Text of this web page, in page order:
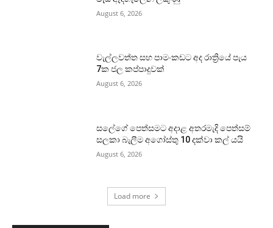
August 6, 2026
වැල්ලවත්ත සහ පාමංකඩට අද රාත්‍රියේ පැය
7ක ජල කප්පාදුවක්
August 6, 2026
සලේගේ පෙත්සමට අදාළ අතරමැදි පෙත්සම්
සලකා බැලීම අගෝස්තු 10 දක්වා කල් යයි
August 6, 2026
Load more